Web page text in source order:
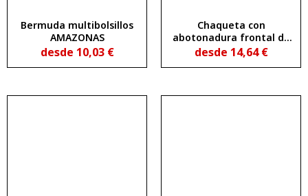
Bermuda multibolsillos
AMAZONAS
desde 10,03 €
Chaqueta con
abotonadura frontal de
5 botones al tono
desde 14,64€